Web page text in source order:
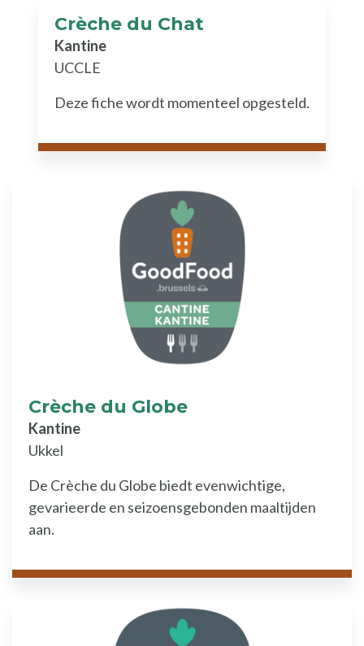
Crèche du Chat
Kantine
UCCLE
Deze fiche wordt momenteel opgesteld.
Crèche du Globe
Kantine
Ukkel
De Crèche du Globe biedt evenwichtige,
gevarieerde en seizoensgebonden maaltijden
aan.